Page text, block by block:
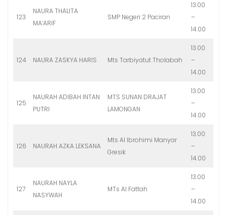
123
NAURA THALITA
MA’ARIF
SMP Negeri 2 Paciran
13.00
–
14.00
124 NAURA ZASKYA HARIS Mts Tarbiyatut Tholabah
13.00
–
14.00
125
NAURAH ADIBAH INTAN
PUTRI
MTS SUNAN DRAJAT
LAMONGAN
13.00
–
14.00
126 NAURAH AZKA LEKSANA
Mts Al Ibrohimi Manyar
Gresik
13.00
–
14.00
127
NAURAH NAYLA
NASYWAH
MTs Al Fattah
13.00
–
14.00